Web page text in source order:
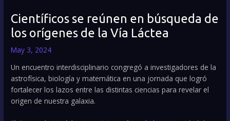
Científicos se reúnen en búsqueda de
los orígenes de la Vía Láctea
May 3, 2024
Un encuentro interdisciplinario congregó a investigadores de la
astrofísica, biología y matemática en una jornada que logró
fortalecer los lazos entre las distintas ciencias para revelar el
origen de nuestra galaxia.